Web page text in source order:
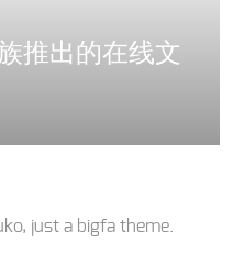
推出的在线文
, just a bigfa theme.